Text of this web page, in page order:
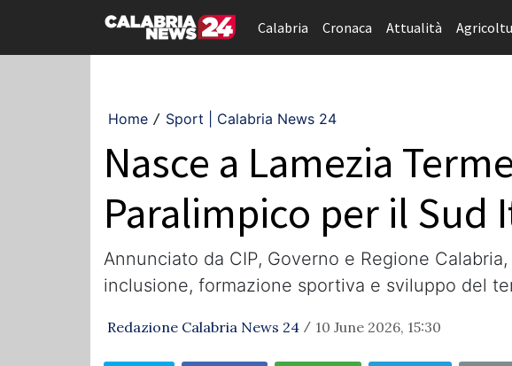
Calabria Cronaca Attualità
Home / Sport | Calabria News 24
Nasce a Lamezia
Paralimpico per il Sud
Annunciato da CIP, Governo e Regione
inclusione, formazione sportiva e sviluppo del
Redazione Calabria News 24 / 10 June 2026, 15:30